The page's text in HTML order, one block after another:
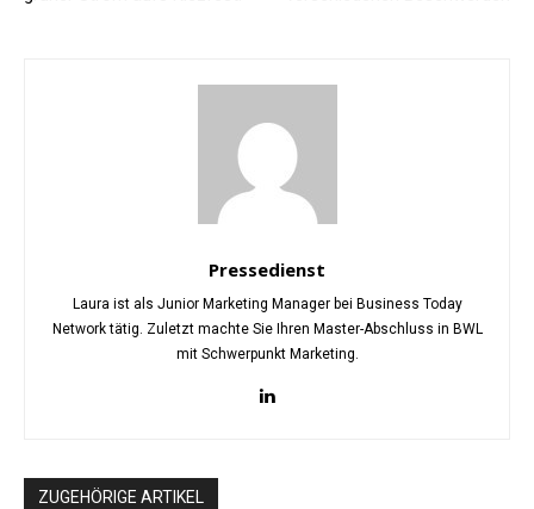
Pressedienst
Laura ist als Junior Marketing Manager bei Business Today
Network tätig. Zuletzt machte Sie Ihren Master-Abschluss in BWL
mit Schwerpunkt Marketing.
ZUGEHÖRIGE ARTIKEL